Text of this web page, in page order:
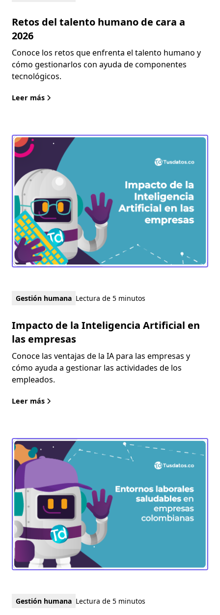
Retos del talento humano de cara a
2026
Conoce los retos que enfrenta el talento humano y
cómo gestionarlos con ayuda de componentes
tecnológicos.
Leer más
Gestión humana Lectura de 5 minutos
Impacto de la Inteligencia Artificial en
las empresas
Conoce las ventajas de la IA para las empresas y
cómo ayuda a gestionar las actividades de los
empleados.
Leer más
Gestión humana Lectura de 5 minutos